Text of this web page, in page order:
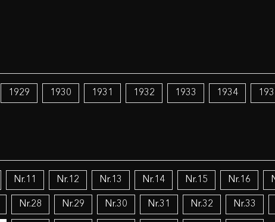
1929 1930 1931 1932 1933 1934
Nr.11 Nr.12 Nr.13 Nr.14 Nr.15 Nr.16
Nr.28 Nr.29 Nr.30 Nr.31 Nr.32 Nr.33